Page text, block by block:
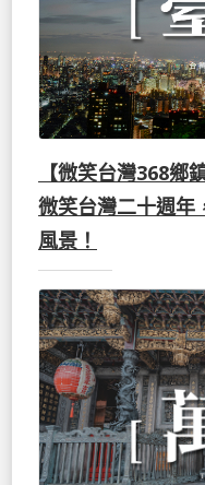
【微笑台灣368鄉
微笑台灣二十週年
風景！